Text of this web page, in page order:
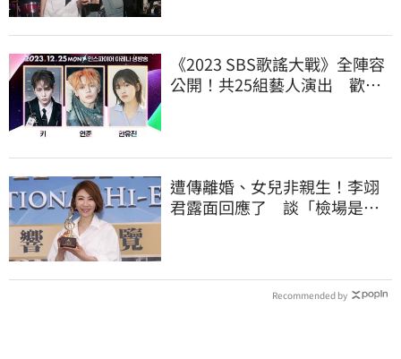
《2023 SBS歌謠大戰》全陣容
公開！共25組藝人演出 歡慶
遭傳離婚、女兒非親生！李翊
君露面回應了 談「檢場是否
Recommended by